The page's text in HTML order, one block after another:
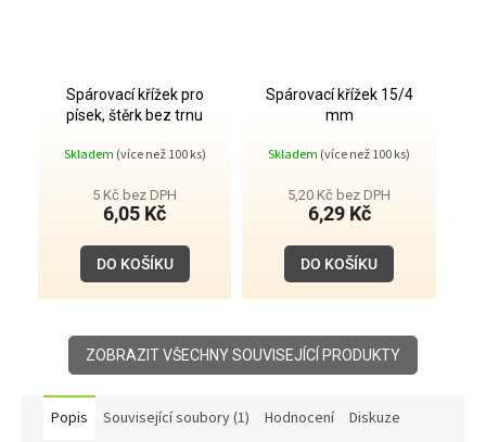
Spárovací křížek pro
písek, štěrk bez trnu
Skladem (více než 100 ks)
5 Kč bez DPH
6,05 Kč
DO KOŠÍKU
Spárovací křížek 15/4
mm
Skladem (více než 100 ks)
5,20 Kč bez DPH
6,29 Kč
DO KOŠÍKU
ZOBRAZIT VŠECHNY SOUVISEJÍCÍ PRODUKTY
Popis Související soubory (1) Hodnocení Diskuze